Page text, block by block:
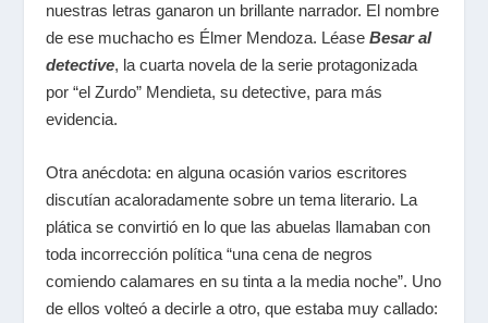
nuestras letras ganaron un brillante narrador. El nombre
de ese muchacho es Élmer Mendoza. LéaseBesar al
detective, la cuarta novela de la serie protagonizada
por “el Zurdo” Mendieta, su detective, para más
evidencia.
Otra anécdota: en alguna ocasión varios escritores
discutían acaloradamente sobre un tema literario. La
plática se convirtió en lo que las abuelas llamaban con
toda incorrección política “una cena de negros
comiendo calamares en su tinta a la media noche”. Uno
de ellos volteó a decirle a otro, que estaba muy callado: